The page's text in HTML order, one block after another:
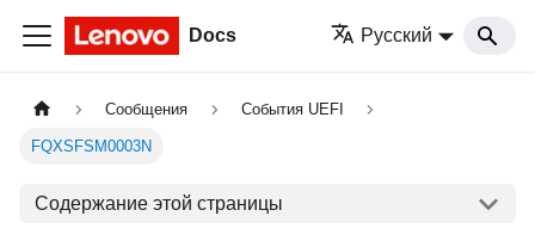
Docs Русский
Сообщения События UEFI
FQXSFSM0003N
Содержание этой страницы